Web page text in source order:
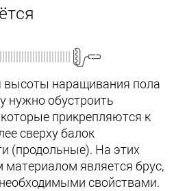
высоты наращивания пола
нужно обустроить
прикрепляются к
сверху балок
(продольные). На этих
является брус,
свойствами.